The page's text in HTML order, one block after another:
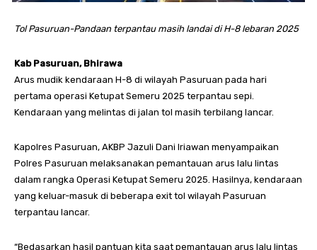
Tol Pasuruan-Pandaan terpantau masih landai di H-8 lebaran 2025
Kab Pasuruan, Bhirawa
Arus mudik kendaraan H-8 di wilayah Pasuruan pada hari
pertama operasi Ketupat Semeru 2025 terpantau sepi.
Kendaraan yang melintas di jalan tol masih terbilang lancar.
Kapolres Pasuruan, AKBP Jazuli Dani Iriawan menyampaikan
Polres Pasuruan melaksanakan pemantauan arus lalu lintas
dalam rangka Operasi Ketupat Semeru 2025. Hasilnya, kendaraan
yang keluar-masuk di beberapa exit tol wilayah Pasuruan
terpantau lancar.
“Bedasarkan hasil pantuan kita saat pemantauan arus lalu lintas